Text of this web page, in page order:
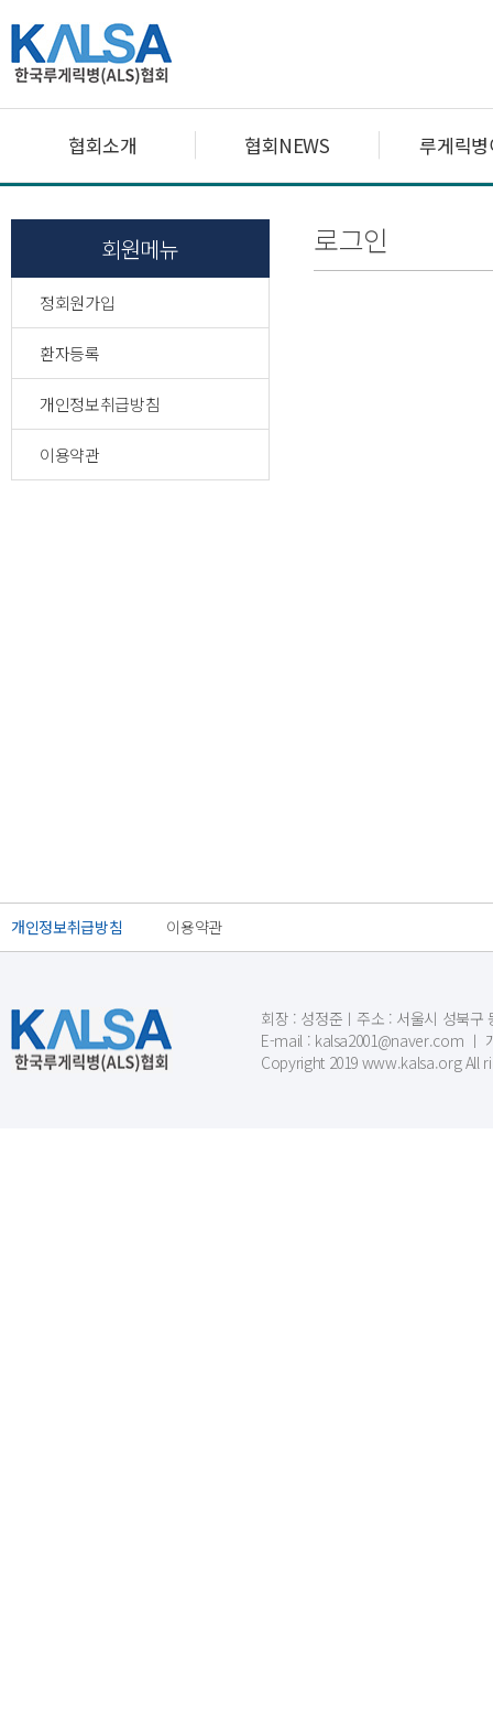
협회소개 협회NEWS 루게릭
회원메뉴
정회원가입
환자등록
개인정보취급방침
이용약관
로그인
개인정보취급방침 이용약관
회장 : 성정준ㅣ주소 : 서울시 성북구
E-mail : kalsa2001@naver.com ㅣ
Copyright 2019 www.kalsa.org All